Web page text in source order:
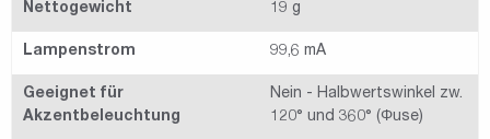
Nettogewicht 19 g
Lampenstrom 99,6 mA
Geeignet für
Akzentbeleuchtung
Nein - Halbwertswinkel zw.
120° und 360° (Φuse)